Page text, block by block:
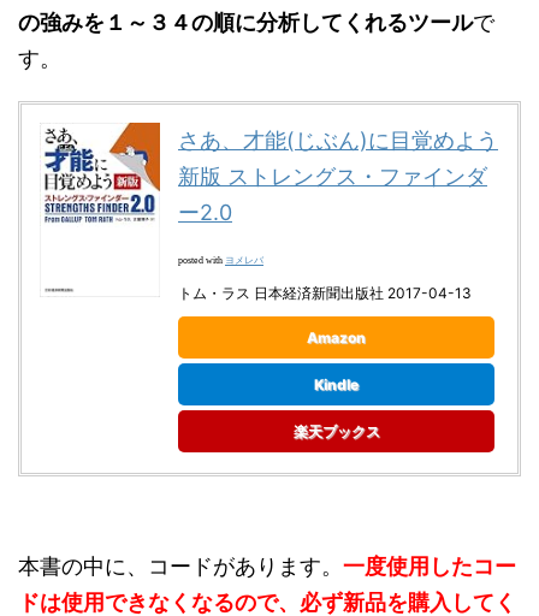
の強みを１～３４の順に分析してくれるツールで
す。
さあ、才能(じぶん)に目覚めよう
新版 ストレングス・ファインダ
ー2.0
posted with ヨメレバ
トム・ラス 日本経済新聞出版社 2017-04-13
Amazon
Kindle
楽天ブックス
本書の中に、コードがあります。 一度使用したコー
ドは使用できなくなるので、必ず新品を購入してく